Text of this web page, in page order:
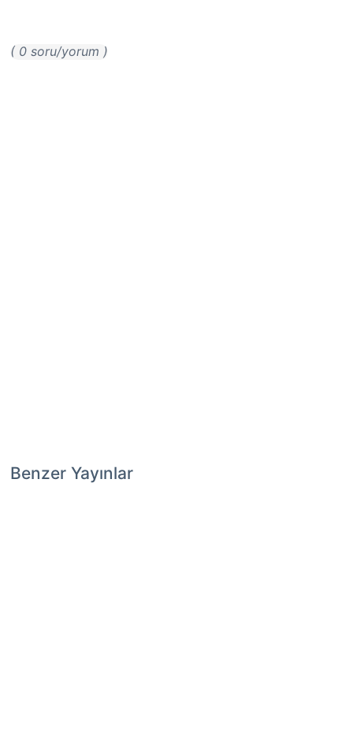
( 0 soru/yorum )
Benzer Yayınlar